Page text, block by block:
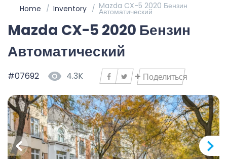
Home Inventory Mazda CX-5 2020 Бензин
Автоматический
Mazda CX-5 2020 Бензин
Автоматический
#07692 4.3K Поделиться